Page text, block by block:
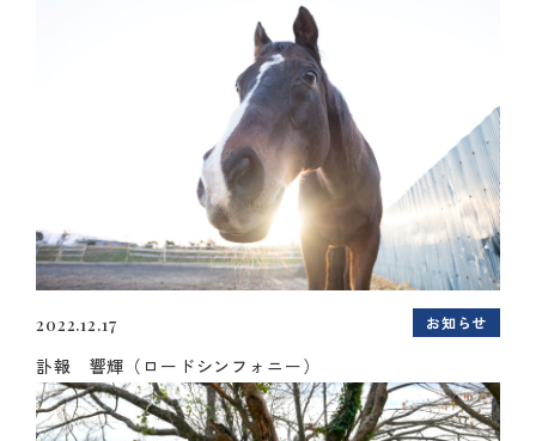
2022.12.17 お知らせ
訃報 響輝（ロードシンフォニー）